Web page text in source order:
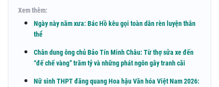
Xem thêm:
Ngày này năm xưa: Bác Hồ kêu gọi toàn dân rèn luyện thân
thể
Chân dung ông chủ Bảo Tín Minh Châu: Từ thợ sửa xe đến
“đế chế vàng” trăm tỷ và những phát ngôn gây tranh cãi
Nữ sinh THPT đăng quang Hoa hậu Văn hóa Việt Nam 2026: